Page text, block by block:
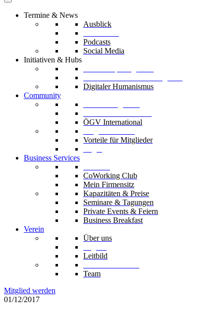
Termine & News
Ausblick
Podcasts
Social Media
Initiativen & Hubs
Digitaler Humanismus
Community
ÖGV International
Vorteile für Mitglieder
Business Services
CoWorking Club
Mein Firmensitz
Kapazitäten & Preise
Seminare & Tagungen
Private Events & Feiern
Business Breakfast
Verein
Über uns
Leitbild
Team
Mitglied werden
01/12/2017